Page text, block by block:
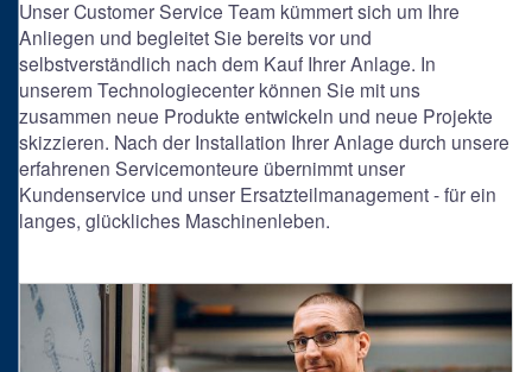
Unser Customer Service Team kümmert sich um Ihre
Anliegen und begleitet Sie bereits vor und
selbstverständlich nach dem Kauf Ihrer Anlage. In
unserem Technologiecenter können Sie mit uns
zusammen neue Produkte entwickeln und neue Projekte
skizzieren. Nach der Installation Ihrer Anlage durch unsere
erfahrenen Servicemonteure übernimmt unser
Kundenservice und unser Ersatzteilmanagement - für ein
langes, glückliches Maschinenleben.